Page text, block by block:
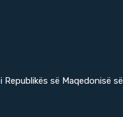
së Maqedonisë së